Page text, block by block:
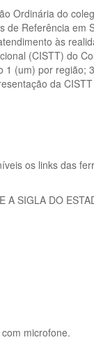
Ordinária do
de Referência em
às
(CISTT) do
1 (um) por região;
da
os links das
A SIGLA DO
microfone.